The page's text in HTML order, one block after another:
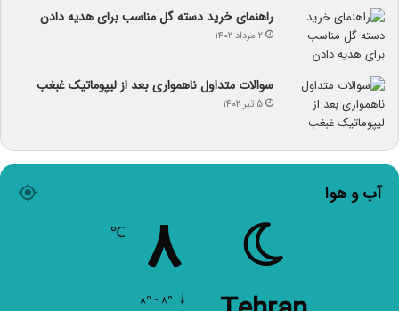
راهنمای خرید دسته گل مناسب برای هدیه دادن
۲ مرداد ۱۴۰۲
سوالات متداول ناهمواری بعد از لیپوماتیک غبغب
۵ تیر ۱۴۰۲
آب و هوا
۸ ℃